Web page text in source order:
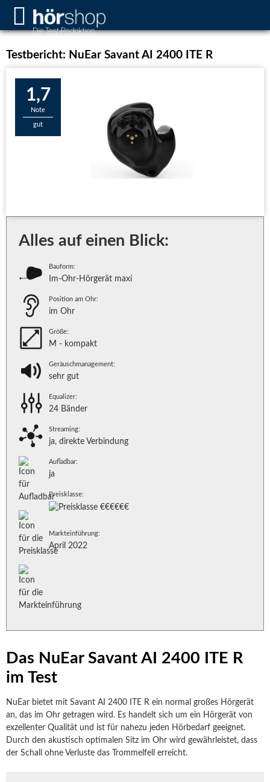
Testbericht: NuEar Savant AI 2400 ITE R
1,7
Note
gut
Das NuEar Savant AI 2400 ITE R
im Test
NuEar bietet mit Savant AI 2400 ITE R ein normal großes Hörgerät
an, das im Ohr getragen wird. Es handelt sich um ein Hörgerät von
exzellenter Qualität und ist für nahezu jeden Hörbedarf geeignet.
Durch den akustisch optimalen Sitz im Ohr wird gewährleistet, dass
der Schall ohne Verluste das Trommelfell erreicht.
Alles auf einen Blick:
Bauform:
Im-Ohr-Hörgerät maxi
Position am Ohr:
im Ohr
Größe:
M - kompakt
Geräuschmanagement:
sehr gut
Equalizer:
24 Bänder
Streaming:
ja, direkte Verbindung
Aufladbar:
ja
Preisklasse:
Markteinführung:
April 2022